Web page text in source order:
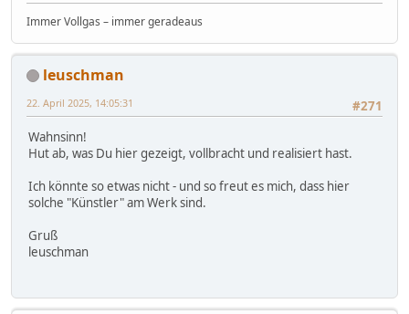
Immer Vollgas – immer geradeaus
leuschman
#271
22. April 2025, 14:05:31
Wahnsinn!
Hut ab, was Du hier gezeigt, vollbracht und realisiert hast.
Ich könnte so etwas nicht - und so freut es mich, dass hier
solche "Künstler" am Werk sind.
Gruß
leuschman